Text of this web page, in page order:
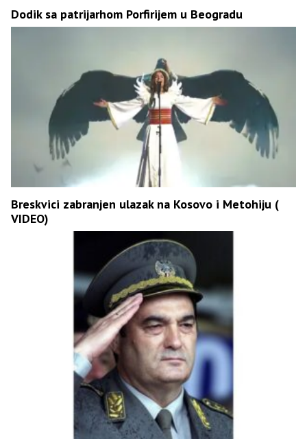
Dodik sa patrijarhom Porfirijem u Beogradu
Breskvici zabranjen ulazak na Kosovo i Metohiju (
VIDEO)